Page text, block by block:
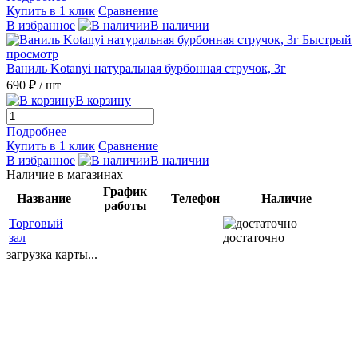
Купить в 1 клик Сравнение
В избранное
В наличии
Быстрый
просмотр
Ваниль Kotanyi натуральная бурбонная стручок, 3г
690 ₽ / шт
В корзину
Подробнее
Купить в 1 клик Сравнение
В избранное
В наличии
Наличие в магазинах
Название
График
работы
Телефон
Наличие
Торговый
зал
достаточно
загрузка карты...